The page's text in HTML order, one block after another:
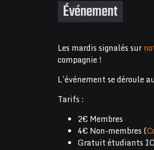
Événement
Les mardis signalés sur
compagnie !
L’événement se déroule
Tarifs :
2€ Membres
4€ Non-membres (
Gratuit étudiants